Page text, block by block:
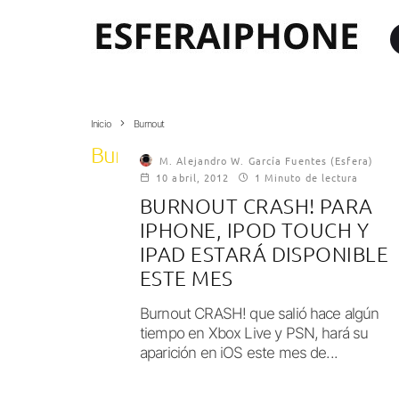
Inicio Burnout
BurnoutM. Alejandro W. García Fuentes (Esfera)
10 abril, 2012
1 Minuto de lectura
BURNOUT CRASH! PARA
IPHONE, IPOD TOUCH Y
IPAD ESTARÁ DISPONIBLE
ESTE MES
Burnout CRASH! que salió hace algún
tiempo en Xbox Live y PSN, hará su
aparición en iOS este mes de...